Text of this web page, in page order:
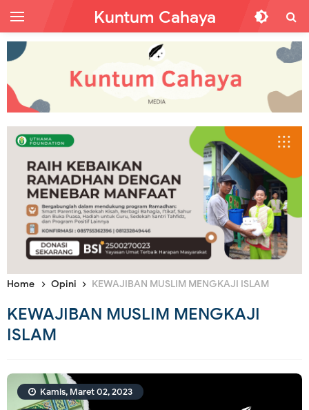
Kuntum Cahaya
Home Opini KEWAJIBAN MUSLIM MENGKAJI ISLAM
KEWAJIBAN MUSLIM MENGKAJI
ISLAM
Kamis, Maret 02, 2023